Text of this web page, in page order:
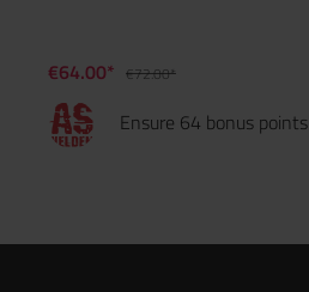
Action und Szenario-Games.
€64.00* €72.00*
Ensure 64 bonus points